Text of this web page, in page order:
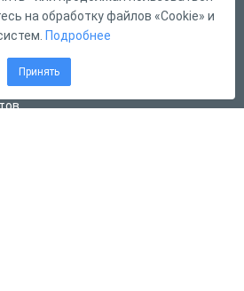
на обработку файлов «Cookie» и
Подробнее
Принять